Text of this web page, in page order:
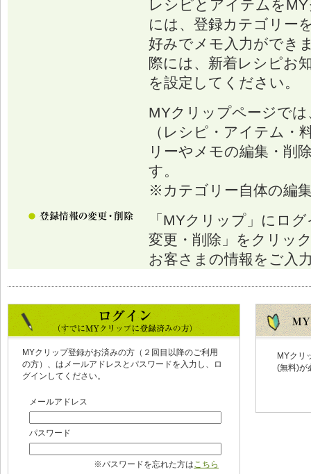
レシピとアイテムを
には、登録カテゴリー
好みでメモ入力ができ
際には、新着レシピお
を設定してください。
MYクリップページで
（レシピ・アイテム・
リーやメモの編集・削
す。
※カテゴリー自体の編
「MYクリップ」にロ
変更・削除」をクリッ
お客さまの情報をご入
MYクリップ登録がお済みの方（２回目以降のご利用
の方）、はメールアドレスとパスワードを入力し、ロ
グインしてください。
メールアドレス
パスワード
※パスワードを忘れた方はこちら
MYクリ
(無料)が